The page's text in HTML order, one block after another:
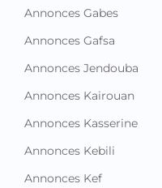
Annonces Gabes
Annonces Gafsa
Annonces Jendouba
Annonces Kairouan
Annonces Kasserine
Annonces Kebili
Annonces Kef